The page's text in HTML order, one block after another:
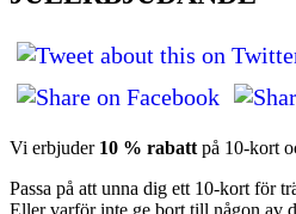
Vi erbjuder 10 % rabatt på 10-kort
Passa på att unna dig ett 10-kort för
Eller varför inte ge bort till någon av